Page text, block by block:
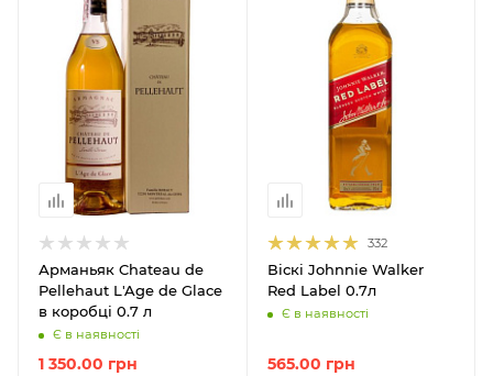
Арманьяк Chateau de
Pellehaut L'Age de Glace
в коробці 0.7 л
Є в наявності
1 350.00 грн
332
Віскі Johnnie Walker
Red Label 0.7л
Є в наявності
565.00 грн